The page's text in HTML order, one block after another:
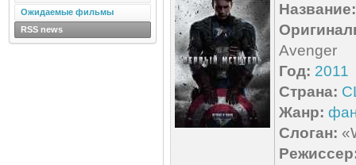
Название:
Avenger
Год: 2011
Страна:
Жанр:
Слоган:
Ожидаемые фильмы
RSS news